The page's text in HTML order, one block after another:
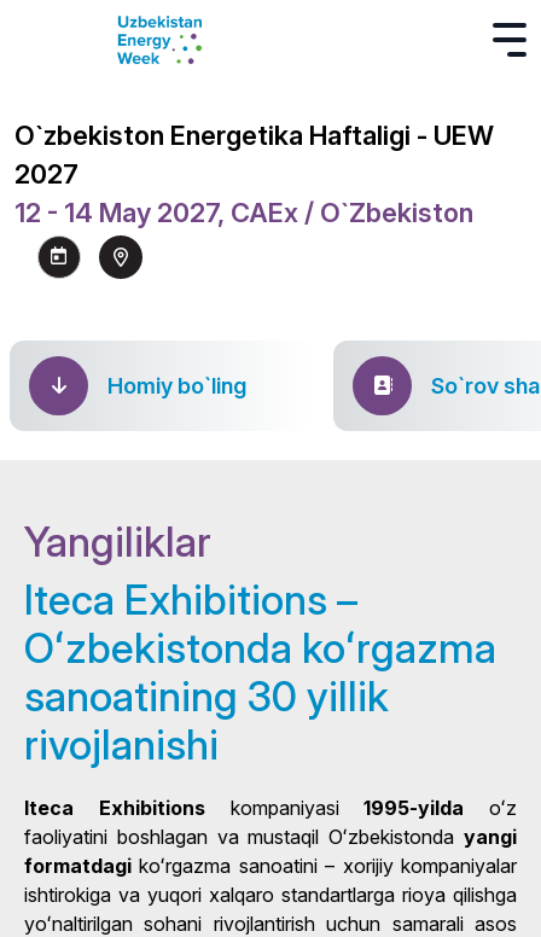
O`zbekiston Energetika Haftaligi - UEW
2027
12 - 14 May 2027, CAEx / O`zbekiston
Homiy bo`ling So`rov
Yangiliklar
Iteca Exhibitions –
Oʻzbekistonda koʻrgazma
sanoatining 30 yillik
rivojlanishi
Iteca Exhibitionskompaniyasi1995-yilda oʻz
faoliyatini boshlagan va mustaqil Oʻzbekistonda yangi
formatdagi koʻrgazma sanoatini – xorijiy kompaniyalar
ishtirokiga va yuqori xalqaro standartlarga rioya qilishga
yoʻnaltirilgan sohani rivojlantirish uchun samarali asos